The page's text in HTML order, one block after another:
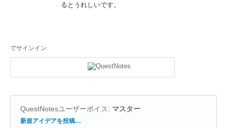
るとうれしいです。
でサインイン
QuestNotesユーザーボイス: マスター
カ
新規アイデアを投稿…